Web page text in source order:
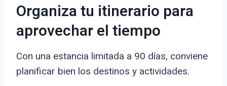
Organiza tu itinerario para
aprovechar el tiempo
Con una estancia limitada a 90 días, conviene
planificar bien los destinos y actividades.